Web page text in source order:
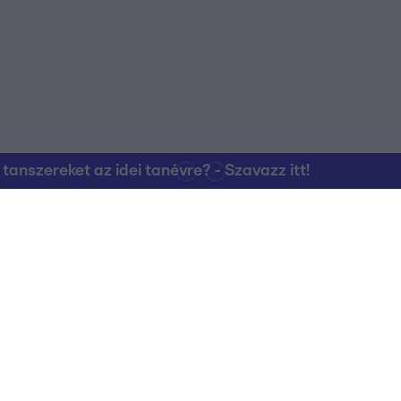
az idei tanévre? - Szavazz itt!